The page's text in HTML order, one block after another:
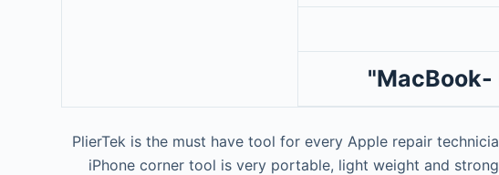
MacBook-
PlierTek is the must have tool for every Apple repair
iPhone corner tool is very portable, light weight and